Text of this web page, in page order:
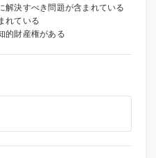
解決すべき問題が含まれている
れている
的財産権がある